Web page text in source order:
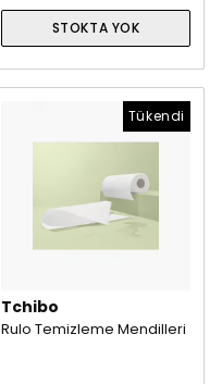
STOKTA YOK
Tükendi
Tchibo
Rulo Temizleme Mendilleri